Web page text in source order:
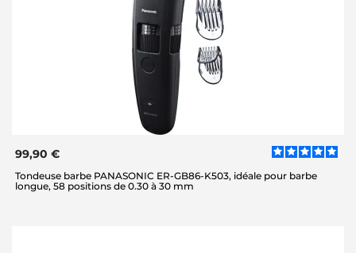
99,90 €
Tondeuse barbe PANASONIC ER-GB86-K503, idéale pour barbe
longue, 58 positions de 0.30 à 30 mm